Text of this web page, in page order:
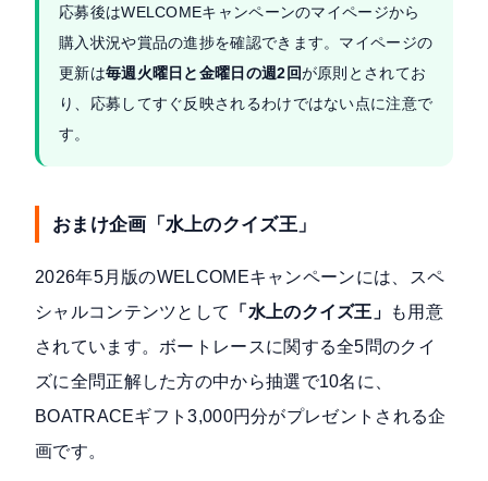
応募後はWELCOMEキャンペーンのマイページから
購入状況や賞品の進捗を確認できます。マイページの
更新は毎週火曜日と金曜日の週2回が原則とされてお
り、応募してすぐ反映されるわけではない点に注意で
す。
おまけ企画「水上のクイズ王」
2026年5月版のWELCOMEキャンペーンには、スペ
シャルコンテンツとして
「水上のクイズ王」
も用意
されています。ボートレースに関する全5問のクイ
ズに全問正解した方の中から抽選で10名に、
BOATRACEギフト3,000円分がプレゼントされる企
画です。